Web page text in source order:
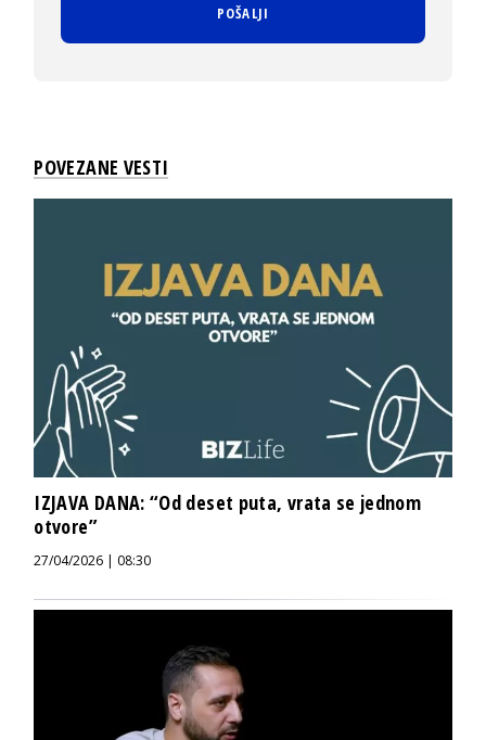
POVEZANE VESTI
IZJAVA DANA: “Od deset puta, vrata se jednom
otvore”
27/04/2026 | 08:30